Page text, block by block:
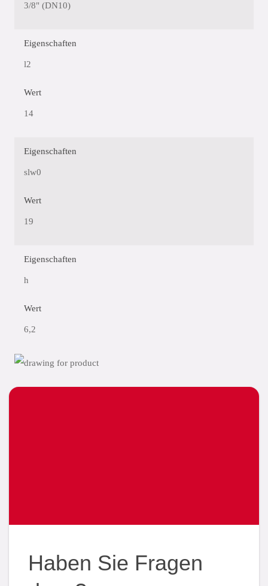
3/8" (DN10)
Eigenschaften
l2
Wert
14
Eigenschaften
slw0
Wert
19
Eigenschaften
h
Wert
6,2
Haben Sie Fragen